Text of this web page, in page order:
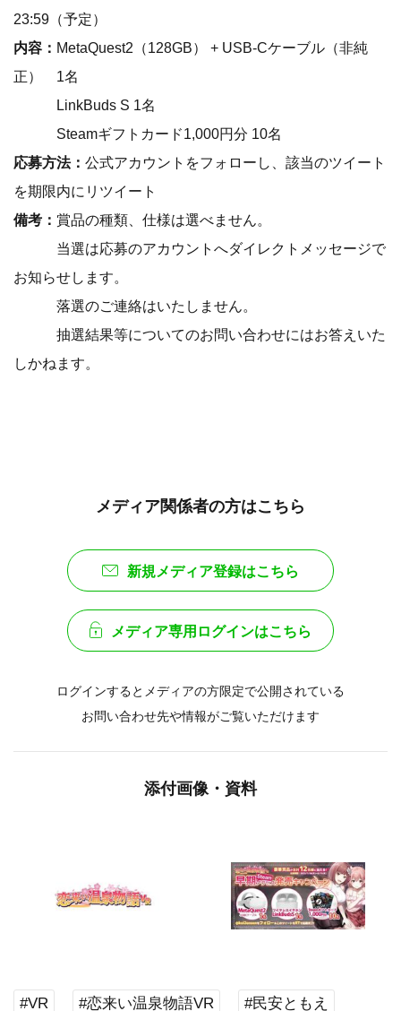
23:59（予定）
内容： MetaQuest2（128GB） + USB-Cケーブル（非純
正） 1名
LinkBuds S 1名
Steamギフトカード1,000円分 10名
応募方法： 公式アカウントをフォローし、該当のツイート
を期限内にリツイート
備考： 賞品の種類、仕様は選べません。
当選は応募のアカウントへダイレクトメッセージで
お知らせします。
落選のご連絡はいたしません。
抽選結果等についてのお問い合わせにはお答えいた
しかねます。
メディア関係者の方はこちら
新規メディア登録はこちら
メディア専用ログインはこちら
ログインするとメディアの方限定で公開されている
お問い合わせ先や情報がご覧いただけます
添付画像・資料
#VR #恋来い温泉物語VR #民安ともえ